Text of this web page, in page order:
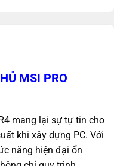
MSI PRO
mang lại sự tự tin cho
khi xây dựng PC. Với
năng hiện đại ổn